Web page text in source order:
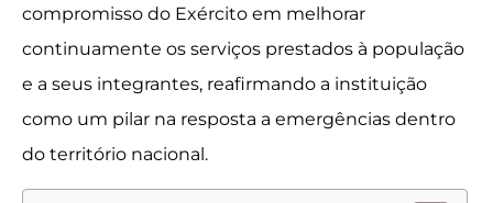
compromisso do Exército em melhorar
continuamente os serviços prestados à população
e a seus integrantes, reafirmando a instituição
como um pilar na resposta a emergências dentro
do território nacional.